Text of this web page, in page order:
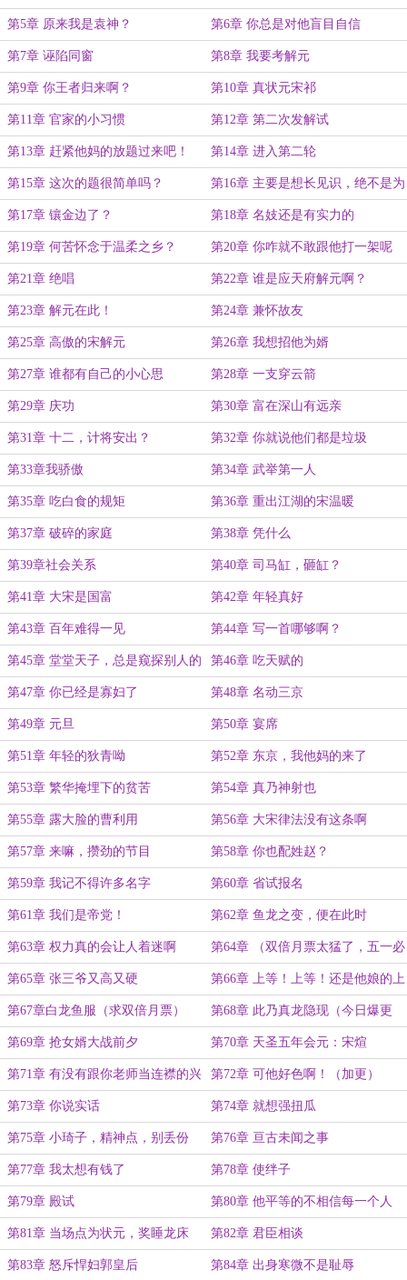
第5章 原来我是袁神？ 第6章 你总是对他盲目自信
第7章 诬陷同窗 第8章 我要考解元
第9章 你王者归来啊？ 第10章 真状元宋祁
第11章 官家的小习惯 第12章 第二次发解试
第13章 赶紧他妈的放题过来吧！ 第14章 进入第二轮
第15章 这次的题很简单吗？ 第16章 主要是想长见识，绝不是为
了小娘子
第17章 镶金边了？ 第18章 名妓还是有实力的
第19章 何苦怀念于温柔之乡？ 第20章 你咋就不敢跟他打一架呢
第21章 绝唱 第22章 谁是应天府解元啊？
第23章 解元在此！ 第24章 兼怀故友
第25章 高傲的宋解元 第26章 我想招他为婿
第27章 谁都有自己的小心思 第28章 一支穿云箭
第29章 庆功 第30章 富在深山有远亲
第31章 十二，计将安出？ 第32章 你就说他们都是垃圾
第33章我骄傲 第34章 武举第一人
第35章 吃白食的规矩 第36章 重出江湖的宋温暖
第37章 破碎的家庭 第38章 凭什么
第39章社会关系 第40章 司马缸，砸缸？
第41章 大宋是国富 第42章 年轻真好
第43章 百年难得一见 第44章 写一首哪够啊？
第45章 堂堂天子，总是窥探别人的
生活，如何能行？
第46章 吃天赋的
第47章 你已经是寡妇了 第48章 名动三京
第49章 元旦 第50章 宴席
第51章 年轻的狄青呦 第52章 东京，我他妈的来了
第53章 繁华掩埋下的贫苦 第54章 真乃神射也
第55章 露大脸的曹利用 第56章 大宋律法没有这条啊
第57章 来嘛，攒劲的节目 第58章 你也配姓赵？
第59章 我记不得许多名字 第60章 省试报名
第61章 我们是帝党！ 第62章 鱼龙之变，便在此时
第63章 权力真的会让人着迷啊 第64章 （双倍月票太猛了，五一必
须加更）
第65章 张三爷又高又硬 第66章 上等！上等！还是他娘的上
等！
第67章白龙鱼服（求双倍月票） 第68章 此乃真龙隐现（今日爆更
2w）
第69章 抢女婿大战前夕 第70章 天圣五年会元：宋煊
第71章 有没有跟你老师当连襟的兴
趣
第72章 可他好色啊！（加更）
第73章 你说实话 第74章 就想强扭瓜
第75章 小琦子，精神点，别丢份 第76章 亘古未闻之事
第77章 我太想有钱了 第78章 使绊子
第79章 殿试 第80章 他平等的不相信每一个人
第81章 当场点为状元，奖睡龙床 第82章 君臣相谈
第83章 怒斥悍妇郭皇后 第84章 出身寒微不是耻辱